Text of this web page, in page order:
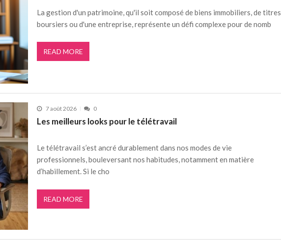
La gestion d'un patrimoine, qu'il soit composé de biens immobiliers, de titres
boursiers ou d'une entreprise, représente un défi complexe pour de nomb
READ MORE
7 août 2026 0
Les meilleurs looks pour le télétravail
Le télétravail s’est ancré durablement dans nos modes de vie
professionnels, bouleversant nos habitudes, notamment en matière
d’habillement. Si le cho
READ MORE